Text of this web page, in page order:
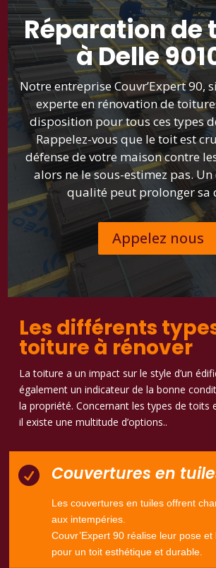
Réparation de
à Delle
Notre entreprise Couvr’Expert 90,
experte en rénovation de
disposition pour tous ces types
Rappelez-vous que le toit est
défense de votre maison contre
alors ne le sous-estimez pas.
qualité peut prolonger sa
Appelez nous
Les différents
toiture à rénover
La toiture a un impact sur le style d’un
également un indicateur de la bonne
la propriété. Concernant les types de toits
il existe une multitude d’options..
 Couvertures en
Les couvertures en tuiles offrent
aux intempéries.
Couvr’Expert 90 réalise leur pose
pour un toit esthétique et durable.